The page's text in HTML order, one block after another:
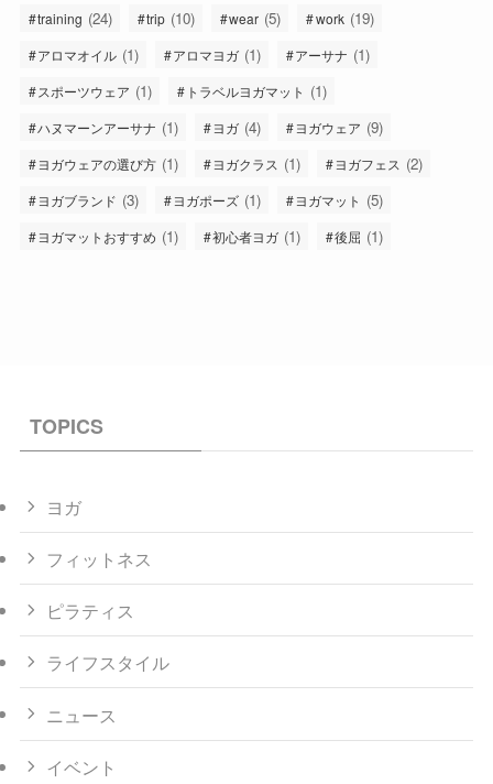
training (24) trip (10) wear (5) work (19)
アロマオイル (1) アロマヨガ (1) アーサナ (1)
スポーツウェア (1) トラベルヨガマット (1)
ハヌマーンアーサナ (1) ヨガ (4) ヨガウェア (9)
ヨガウェアの選び方 (1) ヨガクラス (1) ヨガフェス (2)
ヨガブランド (3) ヨガポーズ (1) ヨガマット (5)
ヨガマットおすすめ (1) 初心者ヨガ (1) 後屈 (1)
TOPICS
ヨガ
フィットネス
ピラティス
ライフスタイル
ニュース
イベント